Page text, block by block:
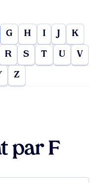
G H I J K
R S T U V
Z
par F